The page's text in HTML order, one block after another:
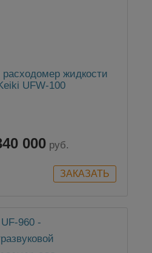
расходомер жидкости
UFW-100
000 руб.